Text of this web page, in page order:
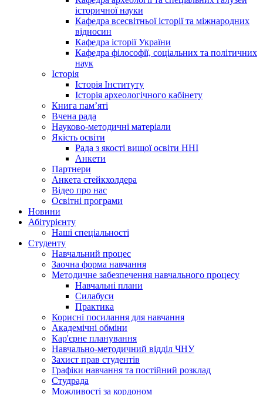
історичної науки
Кафедра всесвітньої історії та міжнародних
відносин
Кафедра історії України
Кафедра філософії, соціальних та політичних
наук
Історія
Історія Інституту
Історія археологічного кабінету
Книга памʼяті
Вчена рада
Науково-методичні матеріали
Якість освіти
Рада з якості вищої освіти ННІ
Анкети
Партнери
Анкета стейкхолдера
Відео про нас
Освітні програми
Hовини
Абітурієнту
Наші спеціальності
Студенту
Навчальний процес
Заочна форма навчання
Методичне забезпечення навчального процесу
Навчальні плани
Силабуси
Практика
Корисні посилання для навчання
Академічні обміни
Кар'єрне планування
Навчально-методичний відділ ЧНУ
Захист прав студентів
Графіки навчання та постійний розклад
Студрада
Можливості за кордоном